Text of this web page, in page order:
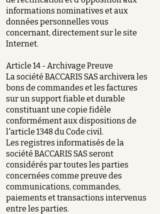
informations nominatives et aux
données personnelles vous
concernant, directement sur le site
Internet.
Article 14 - Archivage Preuve
La société BACCARIS SAS archivera les
bons de commandes et les factures
sur un support fiable et durable
constituant une copie fidèle
conformément aux dispositions de
l'article 1348 du Code civil.
Les registres informatisés de la
société BACCARIS SAS seront
considérés par toutes les parties
concernées comme preuve des
communications, commandes,
paiements et transactions intervenus
entre les parties.